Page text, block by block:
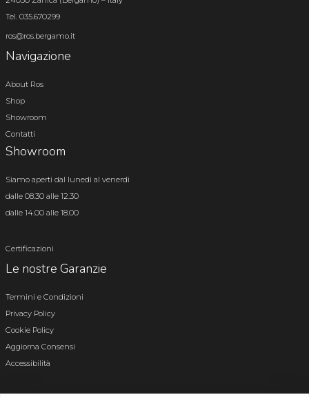
Tel. 035.670299
ros@ros.bergamo.it
Navigazione
About Ros
Shop
Showroom
Contatti
Showroom
Siamo aperti dal lunedì al venerdì
dalle 08.30 alle 12.30
dalle 14.00 alle 18.00
Certificazioni
Le nostre Garanzie
Termini e Condizioni
Privacy Policy
Cookie Policy
Aggiorna Consensi
Accessibilità